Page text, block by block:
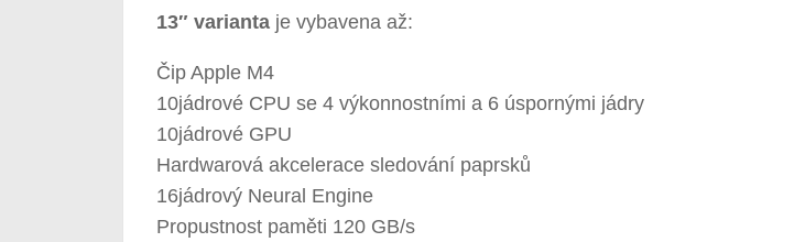
13″ varianta je vybavena až:
Čip Apple M4
10jádrové CPU se 4 výkonnostními a 6 úspornými jádry
10jádrové GPU
Hardwarová akcelerace sledování paprsků
16jádrový Neural Engine
Propustnost paměti 120 GB/s